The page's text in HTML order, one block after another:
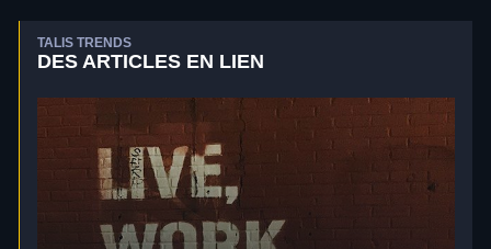
TALIS TRENDS
DES ARTICLES EN LIEN